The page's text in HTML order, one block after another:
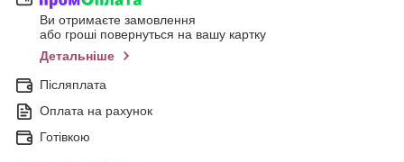
Ви отримаєте замовлення
або гроші повернуться на вашу картку
Детальніше
Післяплата
Оплата на рахунок
Готівкою